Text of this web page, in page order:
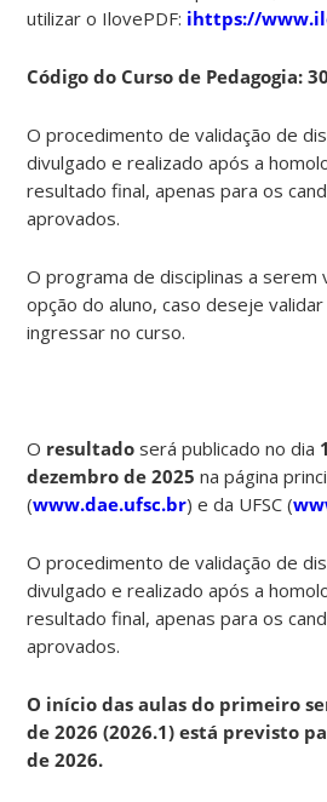
utilizar o IlovePDF: ihttps://
Código do Curso de Pedagogia:
O procedimento de validação de
divulgado e realizado após a
resultado final, apenas para os
aprovados.
O programa de disciplinas a serem
opção do aluno, caso deseje
ingressar no curso.
O resultadoserá publicado no dia
dezembro de 2025 na página
(www.dae.ufsc.br) e da UFSC (
O procedimento de validação de
divulgado e realizado após a
resultado final, apenas para os
aprovados.
O início das aulas do primeiro
de 2026 (2026.1) está previsto
de 2026.